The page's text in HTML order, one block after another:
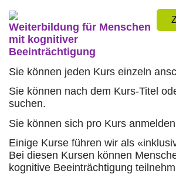
Weiterbildung für Menschen
mit kognitiver
Beeinträchtigung
Sie können jeden Kurs einzeln
Sie können nach dem Kurs-Titel
suchen.
Sie können sich pro Kurs
Einige Kurse führen wir als
Bei diesen Kursen können
kognitive Beeinträchtigung